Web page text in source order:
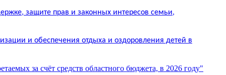
защите прав и законных интересов семьи,
и обеспечения отдыха и оздоровления детей в
за счёт средств областного бюджета, в 2026 году"